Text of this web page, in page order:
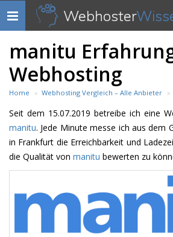
Navigation
anzeigen
Webhoster
manitu
Webhosting
Home Webhosting Vergleich – Alle Anbieter
Seit dem 15.07.2019 betreibe ich eine
manitu. Jede Minute messe ich aus dem
in Frankfurt die Erreichbarkeit und
die Qualität von manitu bewerten zu